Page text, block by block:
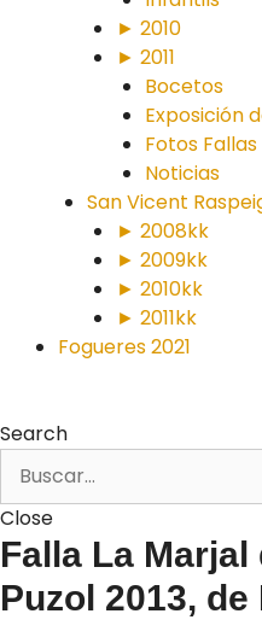
► 2010
► 2011
Bocetos
Exposición
Fotos Fallas
Noticias
San Vicent
► 2008kk
► 2009kk
► 2010kk
► 2011kk
Fogueres 2021
Search
Close
Falla La Marjal
Puzol 2013,